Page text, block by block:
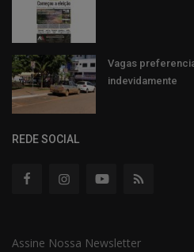
Vagas
indevidamente
REDE SOCIAL
Assine Nossa Newsletter